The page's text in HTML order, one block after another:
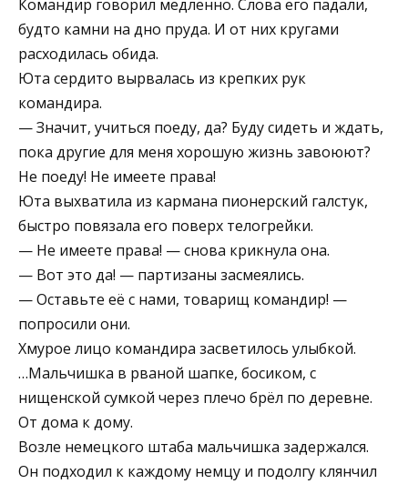
Командир говорил медленно. Слова его падали,
будто камни на дно пруда. И от них кругами
расходилась обида.
Юта сердито вырвалась из крепких рук
командира.
— Значит, учиться поеду, да? Буду сидеть и ждать,
пока другие для меня хорошую жизнь завоюют?
Не поеду! Не имеете права!
Юта выхватила из кармана пионерский галстук,
быстро повязала его поверх телогрейки.
— Не имеете права! — снова крикнула она.
— Вот это да! — партизаны засмеялись.
— Оставьте её с нами, товарищ командир! —
попросили они.
Хмурое лицо командира засветилось улыбкой.
…Мальчишка в рваной шапке, босиком, с
нищенской сумкой через плечо брёл по деревне.
От дома к дому.
Возле немецкого штаба мальчишка задержался.
Он подходил к каждому немцу и подолгу клянчил